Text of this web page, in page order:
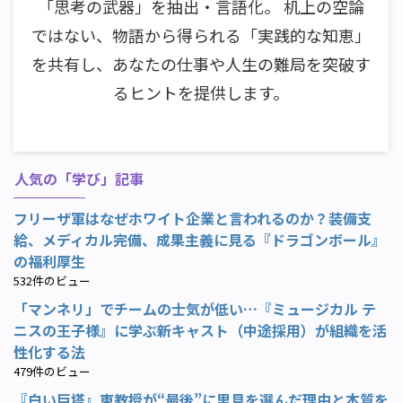
「思考の武器」を抽出・言語化。 机上の空論
ではない、物語から得られる「実践的な知恵」
を共有し、あなたの仕事や人生の難局を突破す
るヒントを提供します。
人気の「学び」記事
フリーザ軍はなぜホワイト企業と言われるのか？装備支
給、メディカル完備、成果主義に見る『ドラゴンボール』
の福利厚生
532件のビュー
「マンネリ」でチームの士気が低い…『ミュージカル テ
ニスの王子様』に学ぶ新キャスト（中途採用）が組織を活
性化する法
479件のビュー